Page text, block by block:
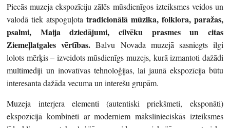
Piecās muzeja ekspozīciju zālēs mūsdienīgos izteiksmes veidos un
valodā tiek atspoguļota tradicionālā mūzika, folklora, paražas,
psalmi, Maija dziedājumi, cilvēku prasmes un citas
Ziemeļlatgales vērtības. Balvu Novada muzejā sasniegts ilgi
lolots mērķis – izveidots mūsdienīgs muzejs, kurā izmantoti dažādi
multimediji un inovatīvas tehnoloģijas, lai jaunā ekspozīcija būtu
interesanta dažāda vecuma un interešu grupām.
Muzeja interjera elementi (autentiski priekšmeti, eksponāti)
ekspozīcijā kombinēti ar moderniem mākslinieciskās izteiksmes